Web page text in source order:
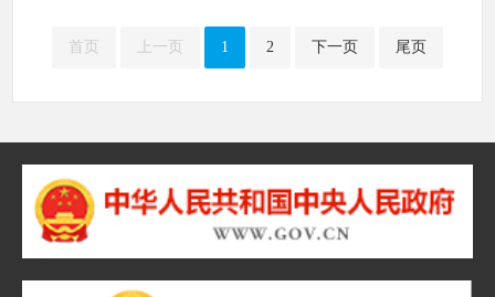
首页 上一页 1 2 下一页 尾页